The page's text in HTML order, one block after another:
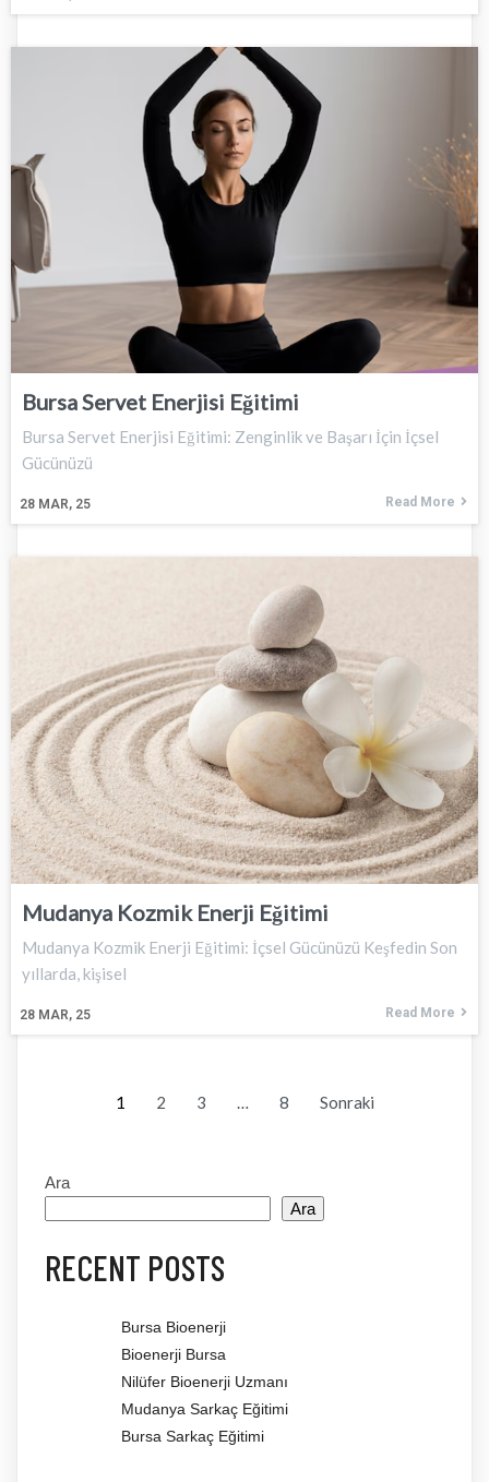
Bursa Servet Enerjisi Eğitimi
28 MAR, 25
Bursa Servet Enerjisi Eğitimi: Zenginlik ve Başarı İçin İçsel
Gücünüzü
Read More
Mudanya Kozmik Enerji Eğitimi
28 MAR, 25
Mudanya Kozmik Enerji Eğitimi: İçsel Gücünüzü Keşfedin Son
yıllarda, kişisel
Read More
1 2 3 … 8 Sonraki
Ara
Ara
RECENT POSTS
Bursa Bioenerji
Bioenerji Bursa
Nilüfer Bioenerji Uzmanı
Mudanya Sarkaç Eğitimi
Bursa Sarkaç Eğitimi